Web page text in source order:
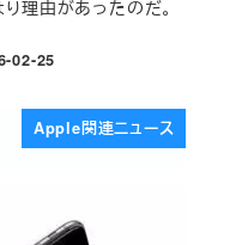
理由があったのだ。
02-25
Apple関連ニュース